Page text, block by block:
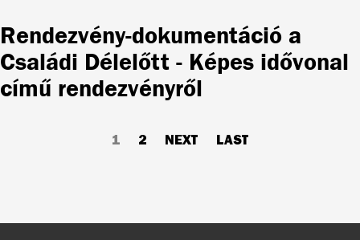
Rendezvény-dokumentáció a
Családi Délelőtt - Képes idővonal
című rendezvényről
CURRENT
1 PAGE
2
NEXT
NEXT
LAST
LAST